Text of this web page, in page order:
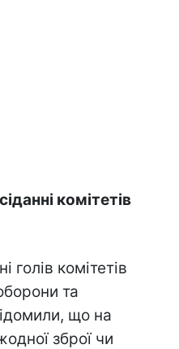
комітетів
голів комітетів
та
що на
зброї чи